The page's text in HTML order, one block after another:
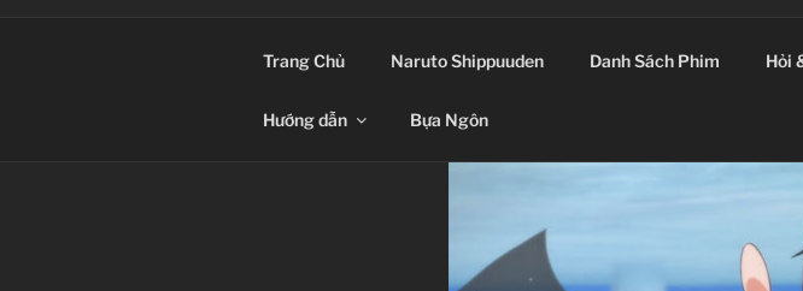
Trang Chủ Naruto Shippuuden Danh Sách Phim Hỏi
Hướng dẫn Bựa Ngôn